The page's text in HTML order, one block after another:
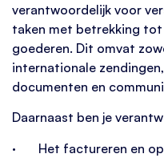
verantwoordelijk voor
taken met betrekking tot
goederen. Dit omvat
internationale
documenten en
Daarnaast ben je
· Het factureren en